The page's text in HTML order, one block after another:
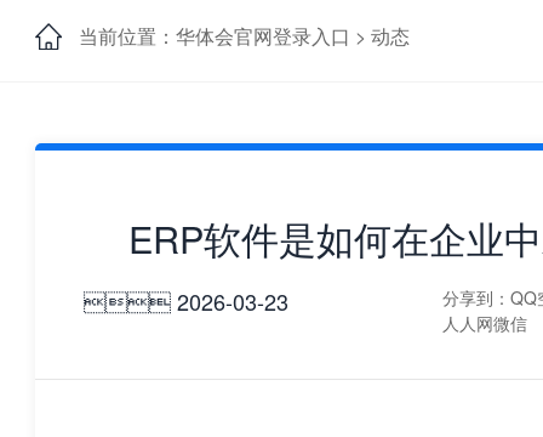
当前位置：华体会官网登录入口 > 动态
ERP软件是如何在企业
 2026-03-23 分享到： QQ
人人网微信